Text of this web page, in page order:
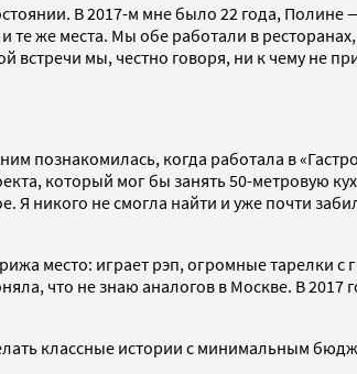
В 2017-м мне было 22 года,
же места. Мы обе работали в
мы, честно говоря, ни к чему не
познакомилась, когда работала в
который мог бы занять 50-метровую
никого не смогла найти и уже почти
место: играет рэп, огромные тарелки с
что не знаю аналогов в Москве. В 2017
классные истории с минимальным